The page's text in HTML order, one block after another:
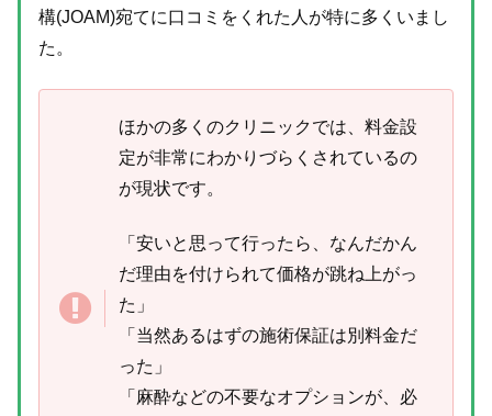
構(JOAM)宛てに口コミをくれた人が特に多くいまし
た。
ほかの多くのクリニックでは、料金設
定が非常にわかりづらくされているの
が現状です。
「安いと思って行ったら、なんだかん
だ理由を付けられて価格が跳ね上がっ
た」
「当然あるはずの施術保証は別料金だ
った」
「麻酔などの不要なオプションが、必